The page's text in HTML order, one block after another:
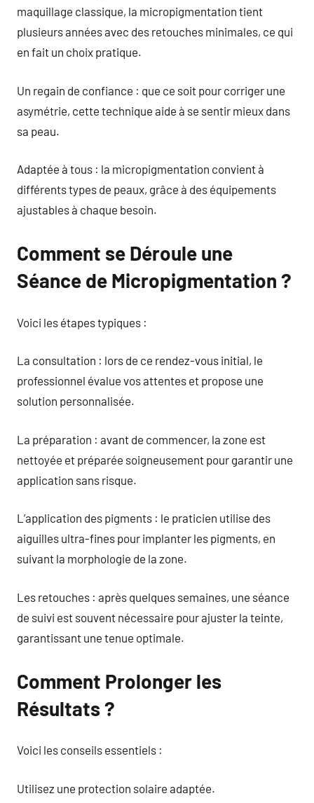
maquillage classique, la micropigmentation tient
plusieurs années avec des retouches minimales, ce qui
en fait un choix pratique.
Un regain de confiance : que ce soit pour corriger une
asymétrie, cette technique aide à se sentir mieux dans
sa peau.
Adaptée à tous : la micropigmentation convient à
différents types de peaux, grâce à des équipements
ajustables à chaque besoin.
Comment se Déroule une
Séance de Micropigmentation ?
Voici les étapes typiques :
La consultation : lors de ce rendez-vous initial, le
professionnel évalue vos attentes et propose une
solution personnalisée.
La préparation : avant de commencer, la zone est
nettoyée et préparée soigneusement pour garantir une
application sans risque.
L’application des pigments : le praticien utilise des
aiguilles ultra-fines pour implanter les pigments, en
suivant la morphologie de la zone.
Les retouches : après quelques semaines, une séance
de suivi est souvent nécessaire pour ajuster la teinte,
garantissant une tenue optimale.
Comment Prolonger les
Résultats ?
Voici les conseils essentiels :
Utilisez une protection solaire adaptée.